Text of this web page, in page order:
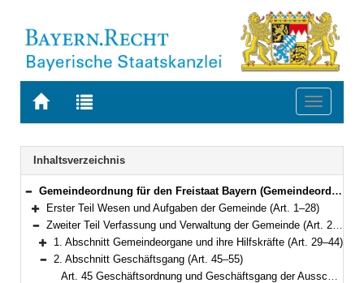
Zur
BAYERN.RECHT
Zur
letzten
Suche
Toggle
Navigation
Inhaltsverzeichnis
Bereich reduzieren
Gemeindeordnung für den Freistaat Bayern (Gemeindeordnung – GO) in der Fassung der Bekanntmachung vom 22. August 1998 (GVBl. S. 796) BayRS 2020-1-1-I (Art. 1–122)
Bereich erweitern
Erster Teil Wesen und Aufgaben der Gemeinde (Art. 1–28)
Bereich reduzieren
Zweiter Teil Verfassung und Verwaltung der Gemeinde (Art. 29–60a)
Bereich erweitern
1. Abschnitt Gemeindeorgane und ihre Hilfskräfte (Art. 29–44)
Bereich reduzieren
2. Abschnitt Geschäftsgang (Art. 45–55)
Art. 45 Geschäftsordnung und Geschäftsgang der Ausschüsse